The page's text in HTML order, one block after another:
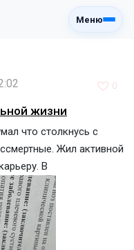
Меню
0
жизни
что столкнусь с
Жил активной
В